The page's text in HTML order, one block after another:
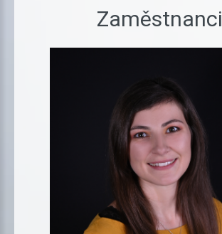
Zaměstnanci